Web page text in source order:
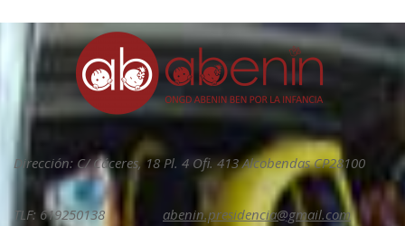
Dirección: C/ Cáceres, 18 Pl. 4 Ofi. 413 Alcobendas CP28100
TLF: 619250138 abenin.presidencia@gmail.com